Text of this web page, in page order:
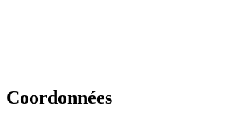
Coordonnées